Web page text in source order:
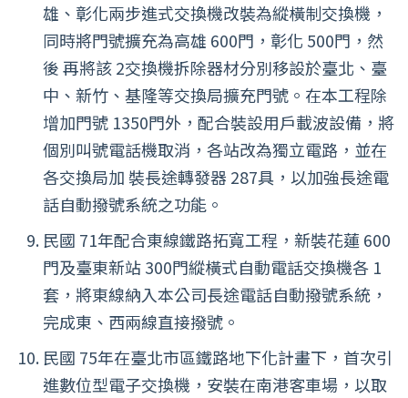
雄、彰化兩步進式交換機改裝為縱橫制交換機，
同時將門號擴充為高雄 600門，彰化 500門，然
後 再將該 2交換機拆除器材分別移設於臺北、臺
中、新竹、基隆等交換局擴充門號。在本工程除
增加門號 1350門外，配合裝設用戶載波設備，將
個別叫號電話機取消，各站改為獨立電路，並在
各交換局加 裝長途轉發器 287具，以加強長途電
話自動撥號系統之功能。
民國 71年配合東線鐵路拓寬工程，新裝花蓮 600
門及臺東新站 300門縱橫式自動電話交換機各 1
套，將東線納入本公司長途電話自動撥號系統，
完成東、西兩線直接撥號。
民國 75年在臺北市區鐵路地下化計畫下，首次引
進數位型電子交換機，安裝在南港客車場，以取